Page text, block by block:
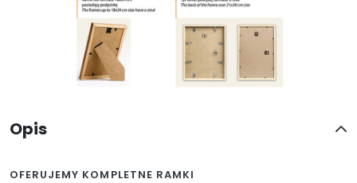
Opis
OFERUJEMY KOMPLETNE RAMKI